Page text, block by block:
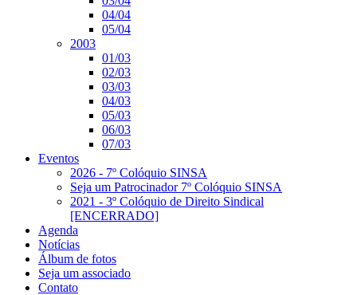
04/04
05/04
2003
01/03
02/03
03/03
04/03
05/03
06/03
07/03
Eventos
2026 - 7º Colóquio SINSA
Seja um Patrocinador 7º Colóquio SINSA
2021 - 3º Colóquio de Direito Sindical
[ENCERRADO]
Agenda
Notícias
Álbum de fotos
Seja um associado
Contato